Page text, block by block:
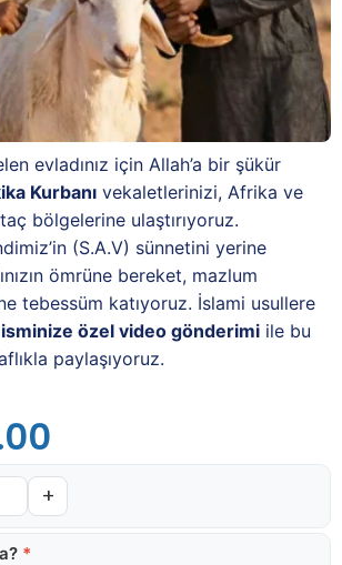
evladınız için Allah’a bir şükür
Kurbanı vekaletlerinizi, Afrika ve
bölgelerine ulaştırıyoruz.
(S.A.V) sünnetini yerine
ömrüne bereket, mazlum
tebessüm katıyoruz. İslami usullere
isminize özel video gönderimi ile bu
paylaşıyoruz.
*
+